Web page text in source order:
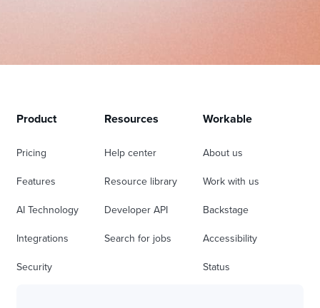
Product
Pricing
Features
AI Technology
Integrations
Security
Resources
Help center
Resource library
Developer API
Search for jobs
Workable
About us
Work with us
Backstage
Accessibility
Status